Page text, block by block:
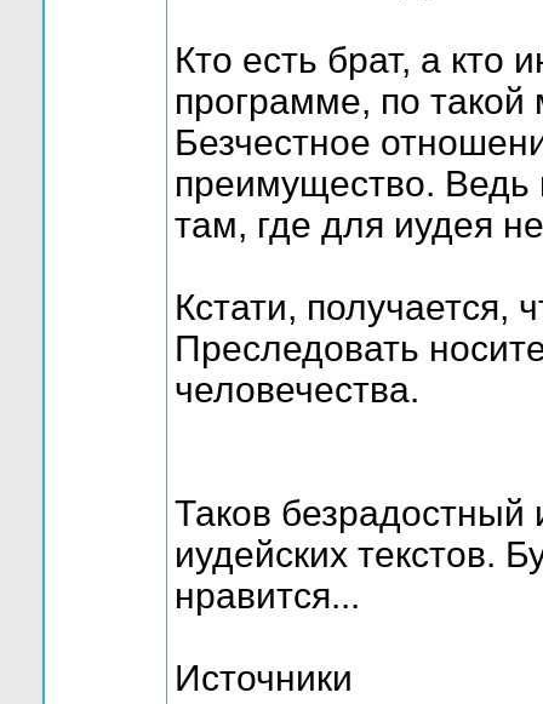
Кто есть брат, а кто
программе, по такой
Безчестное
преимущество. Ведь
там, где для иудея
Кстати, получается,
Преследовать
человечества.
Таков безрадостный
иудейских текстов.
нравится...
Источники